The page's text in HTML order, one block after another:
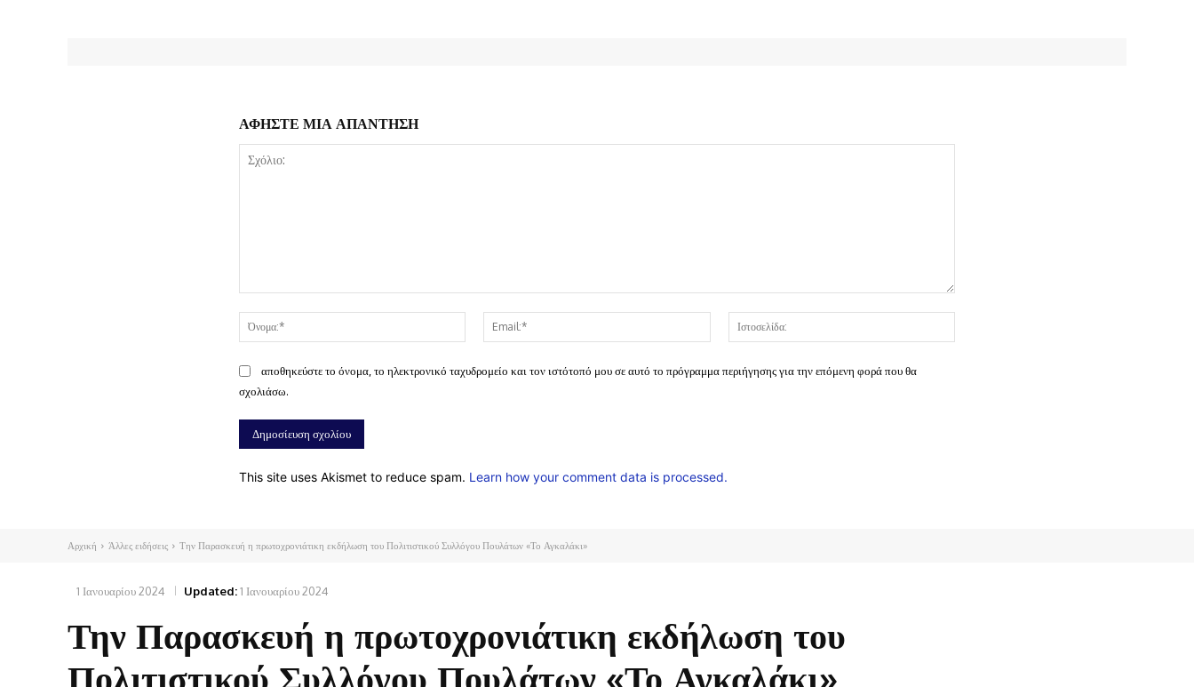
ΑΦΗΣΤΕ ΜΙΑ ΑΠΑΝΤΗΣΗ
Όνομα:*
Email:*
αποθηκεύστε το όνομα, το ηλεκτρονικό ταχυδρομείο και τον ιστότοπό μου σε αυτό το πρόγραμμα περιήγησης για την επόμενη φορά που θα
σχολιάσω.
This site uses Akismet to reduce spam. Learn how your comment data is processed.